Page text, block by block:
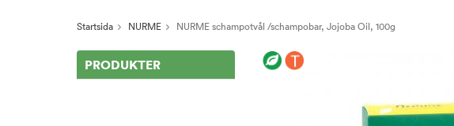
Startsida NURME NURME schampotvål /schampobar, Jojoba Oil, 100g
PRODUKTER